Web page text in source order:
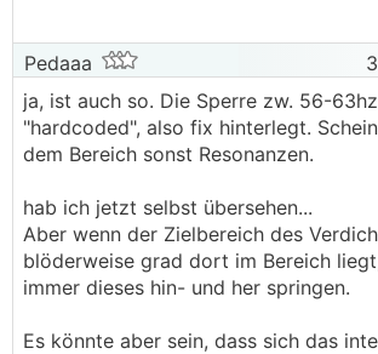
Pedaaa
ja, ist auch so. Die Sperre zw. 56-
"hardcoded", also fix hinterlegt.
dem Bereich sonst Resonanzen.
hab ich jetzt selbst übersehen...
Aber wenn der Zielbereich des
blöderweise grad dort im Bereich
immer dieses hin- und her springen.
Es könnte aber sein, dass sich das